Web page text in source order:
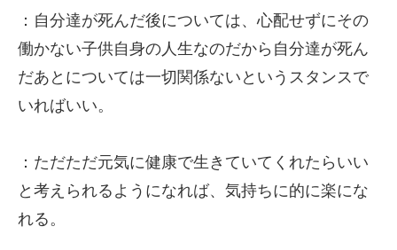
：自分達が死んだ後については、心配せずにその
働かない子供自身の人生なのだから自分達が死ん
だあとについては一切関係ないというスタンスで
いればいい。
：ただただ元気に健康で生きていてくれたらいい
と考えられるようになれば、気持ちに的に楽にな
れる。